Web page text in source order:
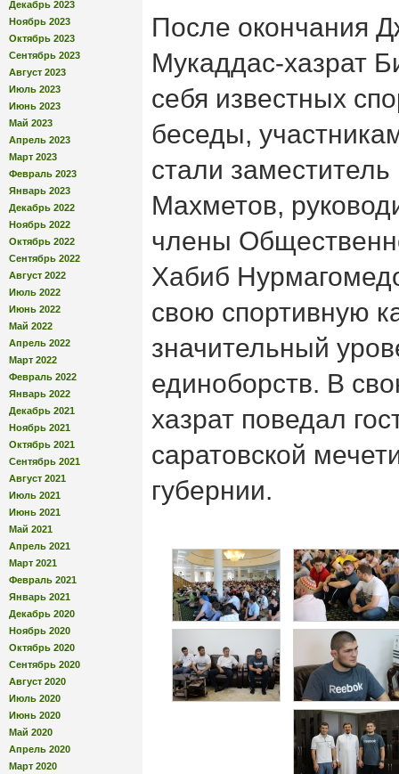
Декабрь 2023
Ноябрь 2023
Октябрь 2023
Сентябрь 2023
Август 2023
Июль 2023
Июнь 2023
Май 2023
Апрель 2023
Март 2023
Февраль 2023
Январь 2023
Декабрь 2022
Ноябрь 2022
Октябрь 2022
Сентябрь 2022
Август 2022
Июль 2022
Июнь 2022
Май 2022
Апрель 2022
Март 2022
Февраль 2022
Январь 2022
Декабрь 2021
Ноябрь 2021
Октябрь 2021
Сентябрь 2021
Август 2021
Июль 2021
Июнь 2021
Май 2021
Апрель 2021
Март 2021
Февраль 2021
Январь 2021
Декабрь 2020
Ноябрь 2020
Октябрь 2020
Сентябрь 2020
Август 2020
Июль 2020
Июнь 2020
Май 2020
Апрель 2020
Март 2020
После окончания
Мукаддас-хазрат
себя известных
беседы,
стали
Махметов,
члены
Хабиб
свою спортивную
значительный
единоборств. В
хазрат поведал
саратовской
губернии.